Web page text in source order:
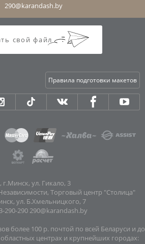
290@karandash.by
свой файл
Правила подготовки макетов
г.Минск, ул. Гикало, 3
Торговый центр "Столица"
ул. Б.Хмельницкого, 7
290-290 290@karandash.by
более 100 р. почтой по всей Беларуси и до
центрах и крупнейших городах: